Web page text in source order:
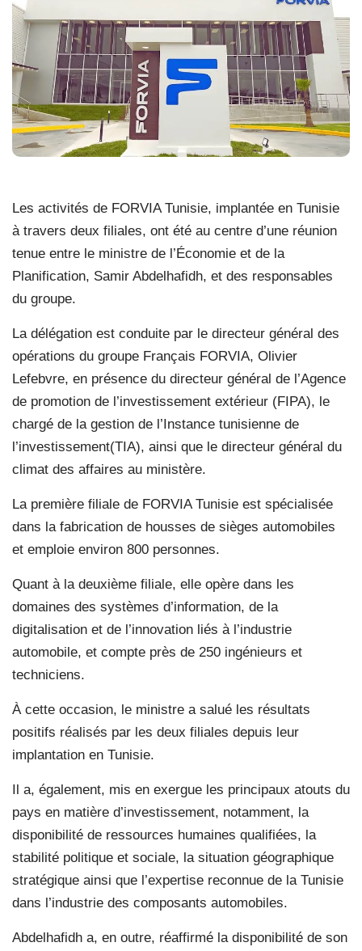
Les activités de FORVIA Tunisie, implantée en Tunisie
à travers deux filiales, ont été au centre d’une réunion
tenue entre le ministre de l’Économie et de la
Planification, Samir Abdelhafidh, et des responsables
du groupe.
La délégation est conduite par le directeur général des
opérations du groupe Français FORVIA, Olivier
Lefebvre, en présence du directeur général de l’Agence
de promotion de l’investissement extérieur (FIPA), le
chargé de la gestion de l’Instance tunisienne de
l’investissement(TIA), ainsi que le directeur général du
climat des affaires au ministère.
La première filiale de FORVIA Tunisie est spécialisée
dans la fabrication de housses de sièges automobiles
et emploie environ 800 personnes.
Quant à la deuxième filiale, elle opère dans les
domaines des systèmes d’information, de la
digitalisation et de l’innovation liés à l’industrie
automobile, et compte près de 250 ingénieurs et
techniciens.
À cette occasion, le ministre a salué les résultats
positifs réalisés par les deux filiales depuis leur
implantation en Tunisie.
Il a, également, mis en exergue les principaux atouts du
pays en matière d’investissement, notamment, la
disponibilité de ressources humaines qualifiées, la
stabilité politique et sociale, la situation géographique
stratégique ainsi que l’expertise reconnue de la Tunisie
dans l’industrie des composants automobiles.
Abdelhafidh a, en outre, réaffirmé la disponibilité de son